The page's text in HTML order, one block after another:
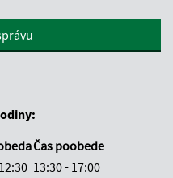
Čas poobede
13:30 - 17:00